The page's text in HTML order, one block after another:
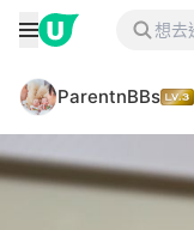
ParentnBBs